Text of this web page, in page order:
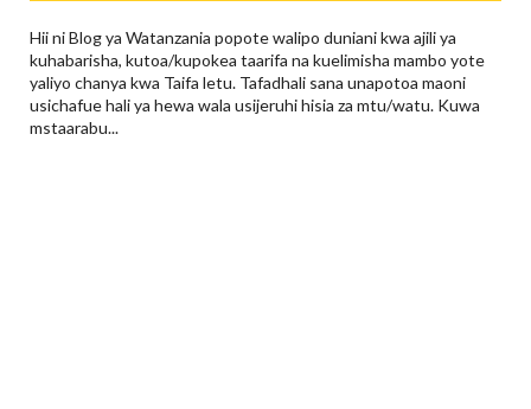
Hii ni Blog ya Watanzania popote walipo duniani kwa ajili ya
kuhabarisha, kutoa/kupokea taarifa na kuelimisha mambo yote
yaliyo chanya kwa Taifa letu. Tafadhali sana unapotoa maoni
usichafue hali ya hewa wala usijeruhi hisia za mtu/watu. Kuwa
mstaarabu...